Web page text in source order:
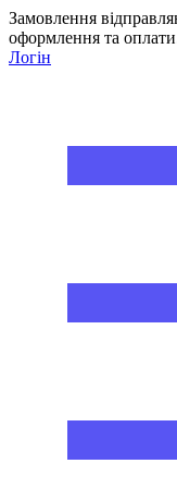
Замовлення
оформлення та
Логін